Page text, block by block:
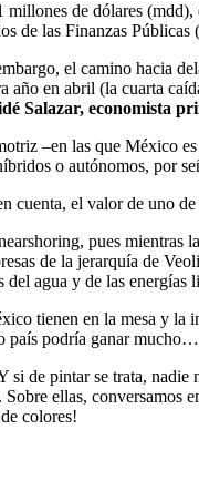
de dólares
de las Finanzas Públicas
el camino hacia
en abril (la cuarta
Salazar, economista
–en las que México
o autónomos, por
cuenta, el valor de uno
pues
de la jerarquía de
agua y de las energías
tienen en la mesa y
país podría ganar
si de pintar se trata, nadie
ellas, conversamos
colores!